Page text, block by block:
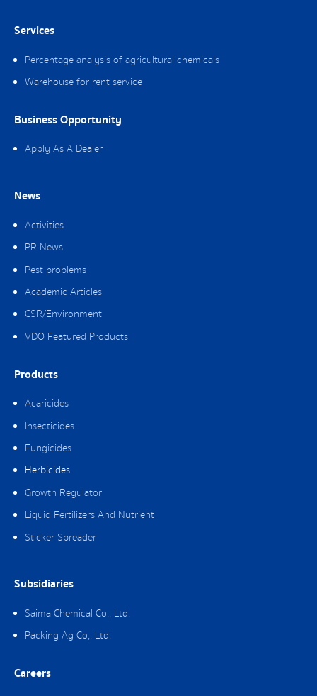
Services
Percentage analysis of agricultural chemicals
Warehouse for rent service
Business Opportunity
Apply As A Dealer
News
Activities
PR News
Pest problems
Academic Articles
CSR/Environment
VDO Featured Products
Products
Acaricides
Insecticides
Fungicides
Herbicides
Growth Regulator
Liquid Fertilizers And Nutrient
Sticker Spreader
Subsidiaries
Saima Chemical Co., Ltd.
Packing Ag Co,. Ltd.
Careers